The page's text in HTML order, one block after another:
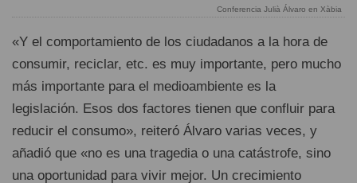
Conferencia Julià Álvaro en Xàbia
«Y el comportamiento de los ciudadanos a la hora de
consumir, reciclar, etc. es muy importante, pero mucho
más importante para el medioambiente es la
legislación. Esos dos factores tienen que confluir para
reducir el consumo», reiteró Álvaro varias veces, y
añadió que «no es una tragedia o una catástrofe, sino
una oportunidad para vivir mejor. Un crecimiento